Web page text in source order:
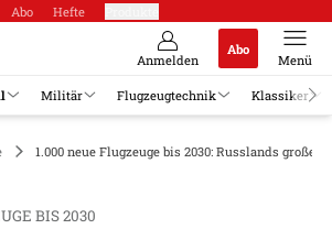
Abo Hefte
Anmelden
Abo
Menü
Militär Flugzeugtechnik Klassiker
1.000 neue Flugzeuge bis 2030: Russlands großer
BIS 2030